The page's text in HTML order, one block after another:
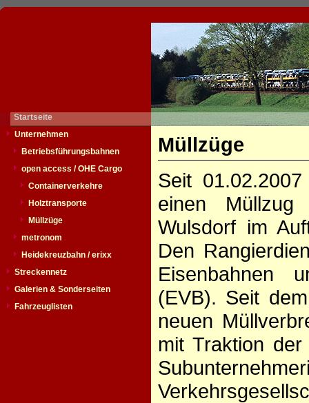
Startseite
Unternehmen
Betriebsführungsbahnen
open access / OHE Cargo
Containerverkehre
Holztransporte
Müllzüge
metronom
Heidekreuzbahn / erixx
Streckennetz
Galerien & Sonderseiten
Fahrzeuglisten
Müllzüge
Seit
einen Müllzug
Wulsdorf im
Den
Eisenbahnen
(EVB). Seit
neuen
mit Traktion